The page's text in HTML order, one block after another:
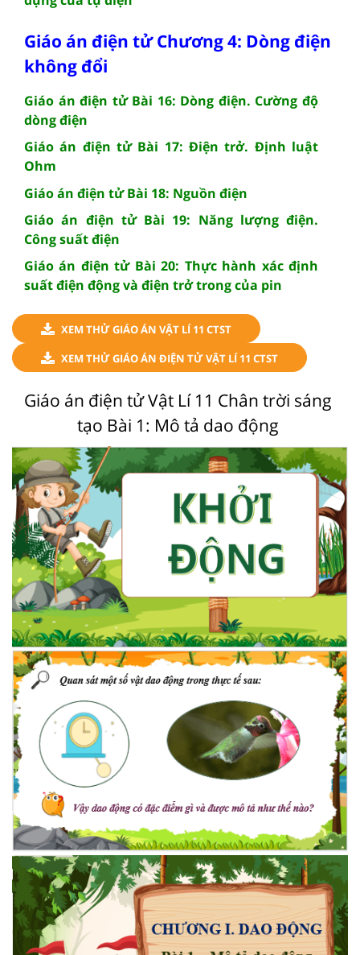
Giáo án điện tử Chương 4: Dòng điện
không đổi
Giáo án điện tử Bài 16: Dòng điện. Cường độ
dòng điện
Giáo án điện tử Bài 17: Điện trở. Định luật
Ohm
Giáo án điện tử Bài 18: Nguồn điện
Giáo án điện tử Bài 19: Năng lượng điện.
Công suất điện
Giáo án điện tử Bài 20: Thực hành xác định
suất điện động và điện trở trong của pin
XEM THỬ GIÁO ÁN VẬT LÍ 11 CTST
XEM THỬ GIÁO ÁN ĐIỆN TỬ VẬT LÍ 11 CTST
Giáo án điện tử Vật Lí 11 Chân trời sáng
tạo Bài 1: Mô tả dao động